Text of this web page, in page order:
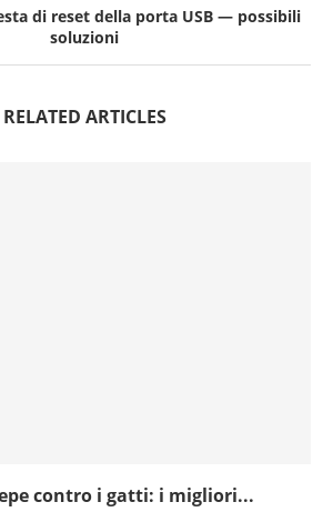
di reset della porta USB — possibili
soluzioni
RELATED ARTICLES
contro i gatti: i migliori...